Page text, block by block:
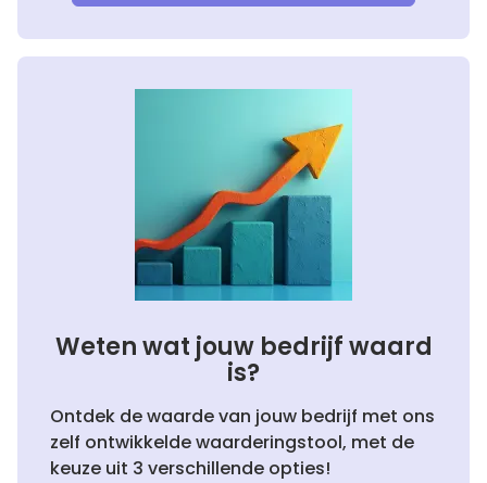
Weten wat jouw bedrijf waard
is?
Ontdek de waarde van jouw bedrijf met ons
zelf ontwikkelde waarderingstool, met de
keuze uit 3 verschillende opties!